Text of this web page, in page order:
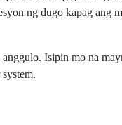
ng dugo kapag ang
Isipin mo na